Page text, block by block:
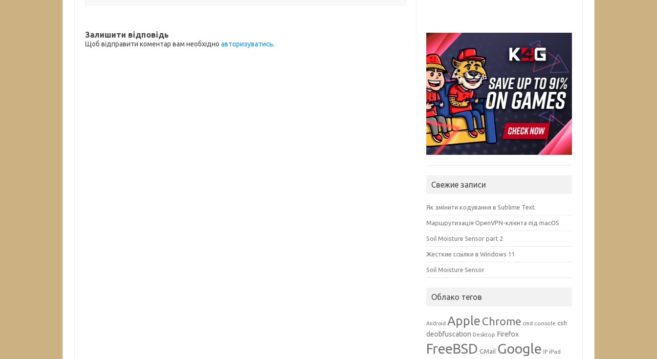
Залишити відповідь
Щоб відправити коментар вам необхідно авторизуватись.
Свежие записи
Як змінити кодування в Sublime Text
Маршрутизація OpenVPN-клієнта під macOS
Soil Moisture Sensor part 2
Жесткие ссылки в Windows 11
Soil Moisture Sensor
Облако тегов
Android Apple Chrome cmd console csh
deobfuscation Desktop Firefox
FreeBSD GMail Google IP iPad